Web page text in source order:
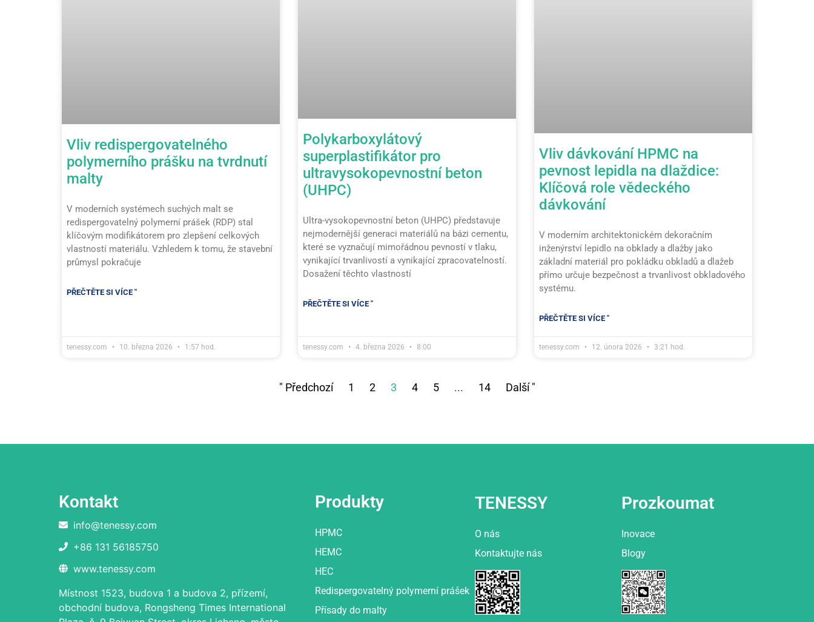
Vliv redispergovatelného
polymerního prášku na tvrdnutí
malty
V moderních systémech suchých malt se
redispergovatelný polymerní prášek (RDP) stal
klíčovým modifikátorem pro zlepšení celkových
vlastností materiálu. Vzhledem k tomu, že stavební
průmysl pokračuje
PŘEČTĚTE SI VÍCE "
tenessy.com 10. března 2026 1:57 hod.
Polykarboxylátový
superplastifikátor pro
ultravysokopevnostní beton
(UHPC)
Ultra-vysokopevnostní beton (UHPC) představuje
nejmodernější generaci materiálů na bázi cementu,
které se vyznačují mimořádnou pevností v tlaku,
vynikající trvanlivostí a vynikající zpracovatelností.
Dosažení těchto vlastností
PŘEČTĚTE SI VÍCE "
tenessy.com 4. března 2026 8:00
Vliv dávkování HPMC na
pevnost lepidla na dlaždice:
Klíčová role vědeckého
dávkování
V moderním architektonickém dekoračním
inženýrství lepidlo na obklady a dlažby jako
základní materiál pro pokládku obkladů a dlažeb
přímo určuje bezpečnost a trvanlivost obkladového
systému.
PŘEČTĚTE SI VÍCE "
tenessy.com 12. února 2026 3:21 hod.
" Předchozí 1 2 3 4 5 ... 14 Další "
Kontakt
info@tenessy.com
+86 131 56185750
www.tenessy.com
Místnost 1523, budova 1 a budova 2, přízemí,
obchodní budova, Rongsheng Times International
Produkty
HPMC
HEMC
HEC
Redispergovatelný polymerní prášek
Přísady do malty
TENESSY
O nás
Kontaktujte nás
Prozkoumat
Inovace
Blogy